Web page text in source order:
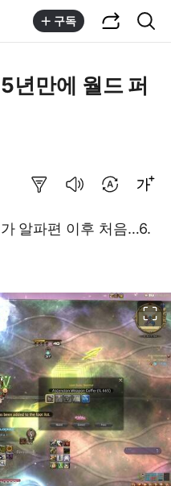
구독
년만에 월드 퍼
알파편 이후 처음…6.